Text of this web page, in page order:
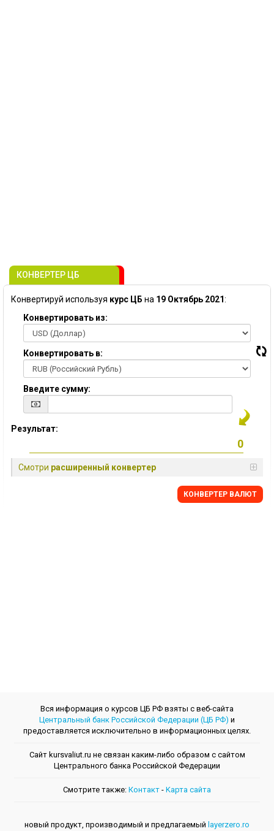
КОНВЕРТЕР ЦБ
Конвертируй используя курс ЦБ на 19 Октябрь 2021:
Конвертировать из:
Конвертировать в:
Введите сумму:
Результат:
Смотри расширенный конвертер
КОНВЕРТЕР ВАЛЮТ
Вся информация о курсов ЦБ РФ взяты с веб-сайта
Центральный банк Российской Федерации (ЦБ РФ) и
предоставляется исключительно в информационных целях.
Сайт kursvaliut.ru не связан каким-либо образом с сайтом
Центрального банкa Российской Федерации
Смотрите также: Контакт - Kарта сайта
новый продукт, производимый и предлагаемый layerzero.ro